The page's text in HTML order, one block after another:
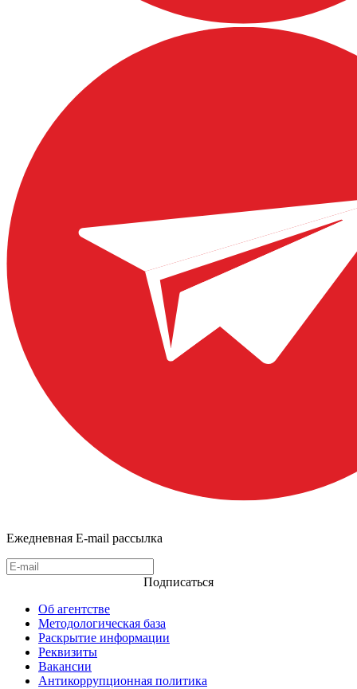
Ежедневная E-mail рассылка
Подписаться
Об агентстве
Методологическая база
Раскрытие информации
Реквизиты
Вакансии
Антикоррупционная политика